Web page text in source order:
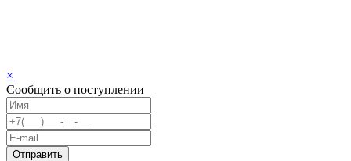
×
Сообщить о поступлении